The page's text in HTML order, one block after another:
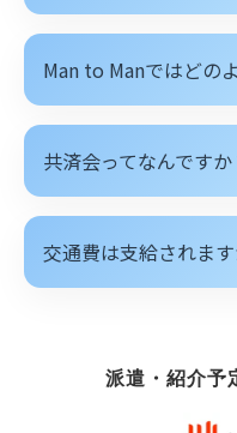
Man to Manではどの
共済会ってなんですか
交通費は支給されます
派遣・紹介予